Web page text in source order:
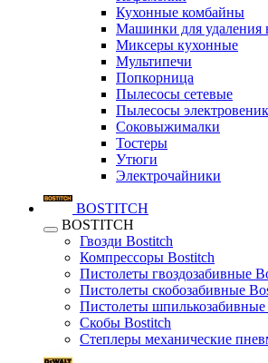
Кухонные комбайны
Машинки для удаления
Миксеры кухонные
Мультипечи
Попкорница
Пылесосы сетевые
Пылесосы
Соковыжималки
Тостеры
Утюги
Электрочайники
BOSTITCH
BOSTITCH
Гвозди Bostitch
Компрессоры Bostitch
Пистолеты гвоздозабивные
Пистолеты скобозабивные
Пистолеты шпилькозабивные
Скобы Bostitch
Степлеры механические